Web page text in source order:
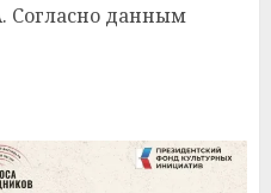
Согласно данным